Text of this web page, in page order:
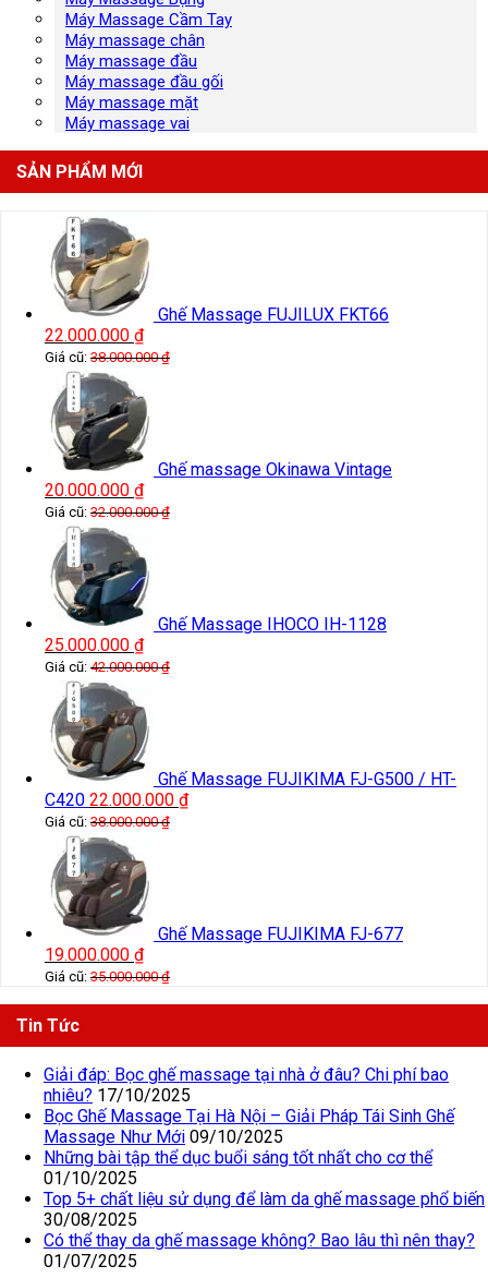
Máy Massage Cầm Tay
Máy massage chân
Máy massage đầu
Máy massage đầu gối
Máy massage mặt
Máy massage vai
SẢN PHẨM MỚI
Ghế Massage FUJILUX FKT66
22.000.000 ₫
Giá cũ: 38.000.000₫
Ghế massage Okinawa Vintage
20.000.000 ₫
Giá cũ: 32.000.000₫
Ghế Massage IHOCO IH-1128
25.000.000 ₫
Giá cũ: 42.000.000₫
Ghế Massage FUJIKIMA FJ-G500 / HT-
C420 22.000.000 ₫
Giá cũ: 38.000.000₫
Ghế Massage FUJIKIMA FJ-677
19.000.000 ₫
Giá cũ: 35.000.000₫
Tin Tức
Giải đáp: Bọc ghế massage tại nhà ở đâu? Chi phí bao
nhiêu? 17/10/2025
Bọc Ghế Massage Tại Hà Nội – Giải Pháp Tái Sinh Ghế
Massage Như Mới 09/10/2025
Những bài tập thể dục buổi sáng tốt nhất cho cơ thể
01/10/2025
Top 5+ chất liệu sử dụng để làm da ghế massage phổ biến
30/08/2025
Có thể thay da ghế massage không? Bao lâu thì nên thay?
01/07/2025